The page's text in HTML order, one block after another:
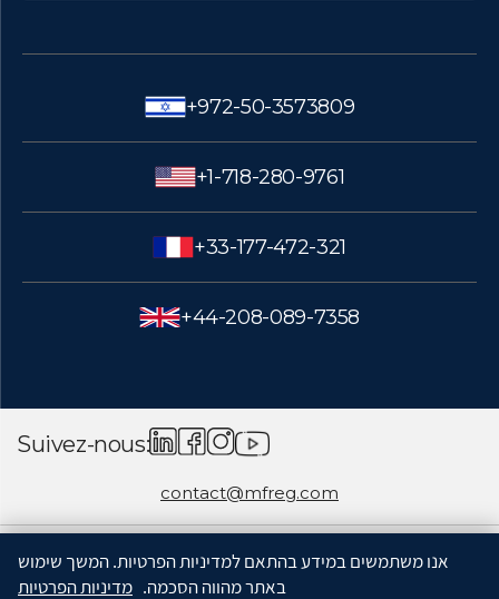
+972-50-3573809
+1-718-280-9761
+33-177-472-321
+44-208-089-7358
Suivez-nous:
contact@mfreg.com
אנו משתמשים במידע בהתאם למדיניות הפרטיות. המשך שימוש
באתר מהווה הסכמה. מדיניות הפרטיות